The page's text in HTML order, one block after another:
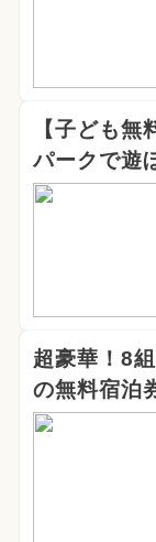
【子ども
パークで遊
超豪華！8
の無料宿泊